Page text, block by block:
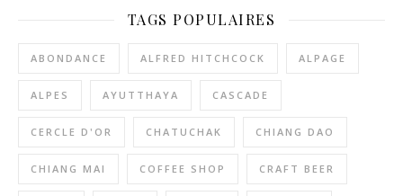
TAGS POPULAIRES
ABONDANCE ALFRED HITCHCOCK ALPAGE
ALPES AYUTTHAYA CASCADE
CERCLE D'OR CHATUCHAK CHIANG DAO
CHIANG MAI COFFEE SHOP CRAFT BEER